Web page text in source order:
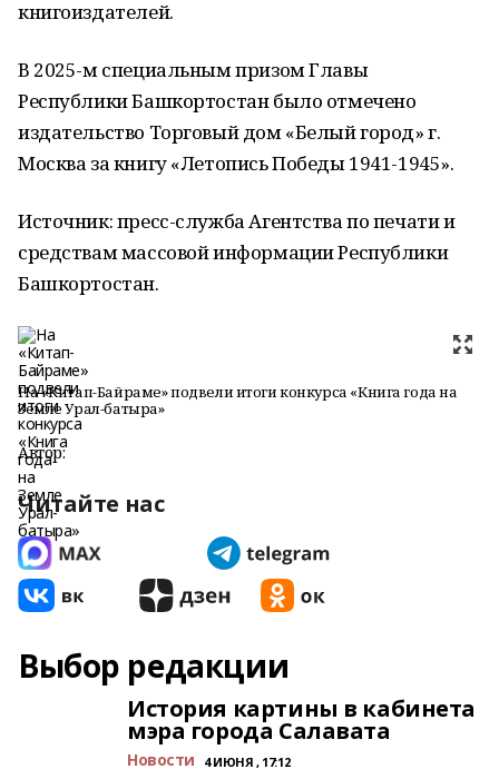
книгоиздателей.
В 2025-м специальным призом Главы
Республики Башкортостан было отмечено
издательство Торговый дом «Белый город» г.
Москва за книгу «Летопись Победы 1941-1945».
Источник: пресс-служба Агентства по печати и
средствам массовой информации Республики
Башкортостан.
На «Китап-Байраме» подвели итоги конкурса «Книга года на
Земле Урал-батыра»
Автор:
Читайте нас
Выбор редакции
История картины в кабинета
мэра города Салавата
Новости 4 ИЮНЯ , 17:12